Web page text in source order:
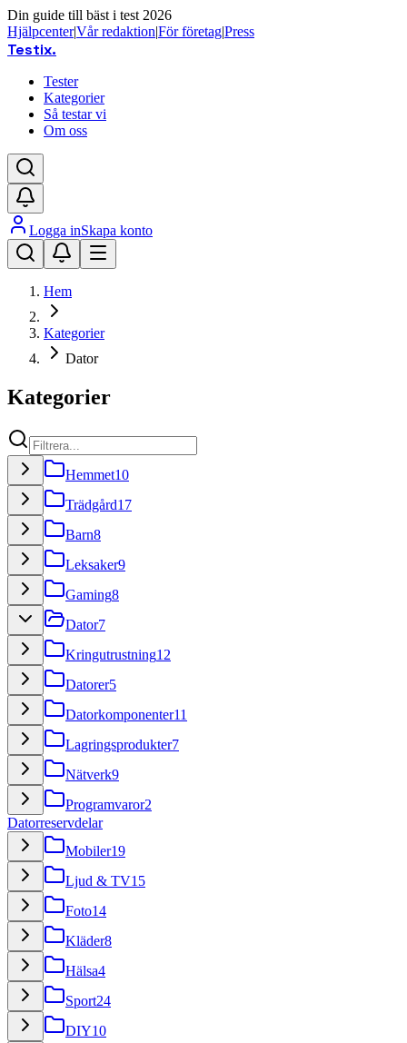
Din guide till bäst i test 2026
Hjälpcenter|Vår redaktion|För företag|Press
Testix.
Tester
Kategorier
Så testar vi
Om oss
Logga inSkapa konto
Hem
Kategorier
Dator
Kategorier
Hemmet10
Trädgård17
Barn8
Leksaker9
Gaming8
Dator7
Kringutrustning12
Datorer5
Datorkomponenter11
Lagringsprodukter7
Nätverk9
Programvaror2
Datorreservdelar
Mobiler19
Ljud & TV15
Foto14
Kläder8
Hälsa4
Sport24
DIY10